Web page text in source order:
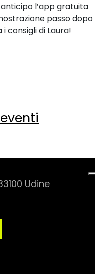
l’app gratuita
passo dopo
consigli di Laura!
Udine